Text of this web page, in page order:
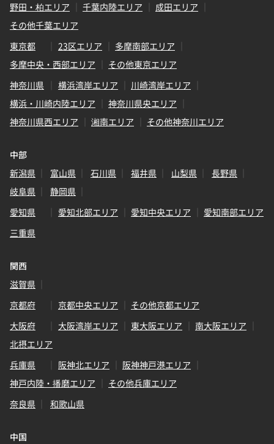
野田・柏エリア
千葉内陸エリア
成田エリア
その他千葉エリア
東京都
23区エリア
多摩南部エリア
多摩中央・西部エリア
その他東京エリア
神奈川県
横浜湾岸エリア
川崎湾岸エリア
横浜・川崎内陸エリア
神奈川県央エリア
神奈川県西エリア
湘南エリア その他神奈川エリア
中部
新潟県
富山県 石川県 福井県 山梨県
長野県
岐阜県
静岡県
愛知県
愛知北部エリア 愛知中央エリア
愛知南部エリア
三重県
関西
滋賀県
京都府
京都中央エリア
その他京都エリア
大阪府
大阪湾岸エリア 東大阪エリア
南大阪エリア
北摂エリア
兵庫県
阪神北エリア
阪神神戸港エリア
神戸内陸・播磨エリア
その他兵庫エリア
奈良県
和歌山県
中国